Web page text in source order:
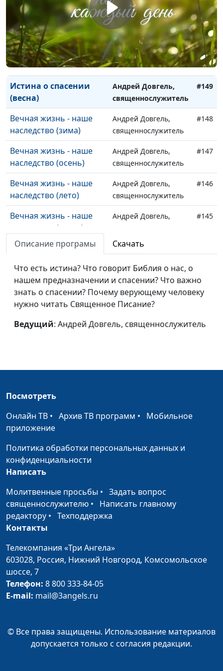
Истина о спасении
(осень)
Андрей Довгель,
священнослужитель
#151
Истина о спасении
(лето)
Андрей Довгель,
священнослужитель
#150
Истина о спасении
(весна)
Андрей Довгель,
священнослужитель
#149
Вечная жизнь - наше
наследство (зима)
Андрей Довгель,
священнослужитель
#148
Вечная жизнь - наше
наследство (осень)
Андрей Довгель,
священнослужитель
#147
Вечная жизнь - наше
наследство (лето)
Андрей Довгель,
священнослужитель
#146
Вечная жизнь - наше
наследство (весна)
Андрей Довгель,
#145
Небесное и земное
Андрей Довгель,
Небесное и земное
(осень)
Андрей Довгель,
священнослужитель
#143
Небесное и земное
(лето)
священнослужитель
Тайна спасения (осень)
Андрей Довгель,
священнослужитель
Тайна спасения (лето)
священнослужитель
Тайна спасения (весна)
священнослужитель
Забота Бога о нас
(зима)
Андрей Довгель,
(осень)
священнослужитель
Забота Бога о нас (лето)
Спасение - подарок от
Бога (зима)
Андрей Довгель,
священнослужитель
#132
Описание програмы Скачать
Что есть истина? Что говорит Библия о нас, о
нашем предназначении и спасении? Что важно
знать о спасении? Почему верующему человеку
нужно читать Священное Писание?
Ведущий: Андрей Довгель, священнослужитель
Посмотреть
Онлайн ТВ • Архив ТВ программ • Мобильное
приложение
Политика обработки персональных данных и
конфиденциальности
Написать
Молитвенные просьбы • Задать вопрос
священнослужителю • Написать главному
редактору • Техподдержка
Контакты
Телекомпания «Три Ангела»
603028, Россия, Нижний Новгород, Комсомольское
шоссе, 7
Телефон: 8 800 333-84-05
E-mail: mail@3angels.ru
© Все права защищены. Использование материалов
допускается только с согласия редакции.